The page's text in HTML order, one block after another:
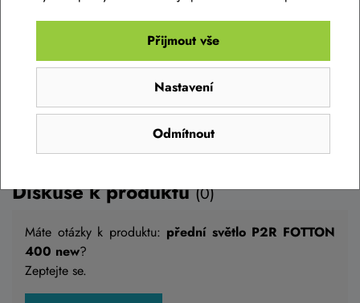
Diskuse k produktu(0)
Máte otázky k produktu: přední světlo P2R FOTTON
400 new?
Zeptejte se.
Odmítnout
Nastavení
Přijmout vše